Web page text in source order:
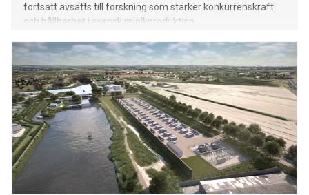
fortsatt avsätts till forskning som stärker konkurrenskraft
och hållbarhet i svensk mjölkproduktion.